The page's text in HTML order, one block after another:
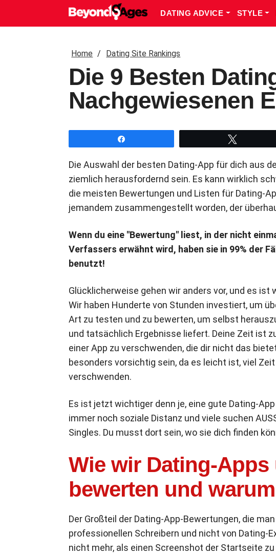
DATING ADVICE STYLE
Home Dating Site Rankings
Die 9 Besten
Nachgewiesenen
Die Auswahl der besten Dating-App für dich aus
ziemlich herausfordernd sein. Es kann wirklich
die meisten Bewertungen und Listen für Dating-
jemandem zusammengestellt worden, der
Wenn du eine "Bewertung" liest, in der nicht
Verfassers erwähnt wird, haben sie in 99% der
benutzt!
Glücklicherweise gehen wir anders vor, und es
Wir haben Hunderte von Stunden investiert, um
Art zu testen und zu bewerten, um selbst
und tatsächlich Ergebnisse liefert. Deine Zeit ist
einer App zu verschwenden, die dir nicht das
besonders vorsichtig sein, da es leicht ist, viel
verschwenden.
Es ist jetzt wichtiger denn je, eine gute Dating-
immer noch soziale Distanz und viele suchen
Singles. Du musst dort sein, wo sie dich finden
Wie wir Dating-
bewerten und
Der Großteil der Dating-App-Bewertungen, die
professionellen Schreibern und nicht von Dating-
nicht mehr, als einen Screenshot der Startseite